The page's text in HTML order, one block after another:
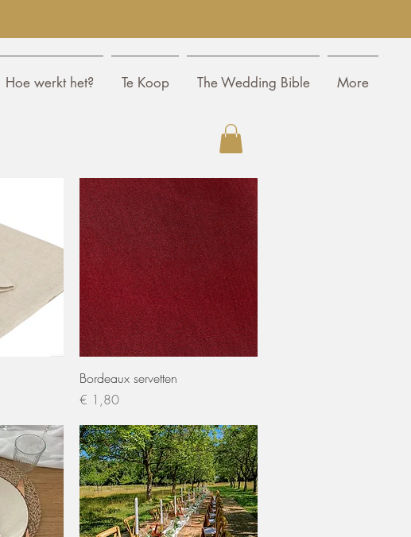
Hoe werkt het? Te Koop The Wedding Bible More
Snel overzicht
Bordeaux servetten
Prijs
€ 1,80